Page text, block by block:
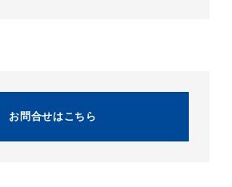
お問合せはこちら